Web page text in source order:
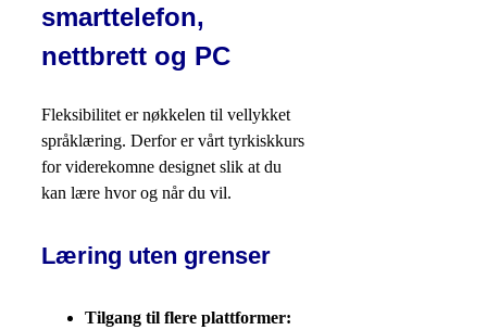
smarttelefon,
nettbrett og PC
Fleksibilitet er nøkkelen til vellykket
språklæring. Derfor er vårt tyrkiskkurs
for viderekomne designet slik at du
kan lære hvor og når du vil.
Læring uten grenser
Tilgang til flere plattformer: